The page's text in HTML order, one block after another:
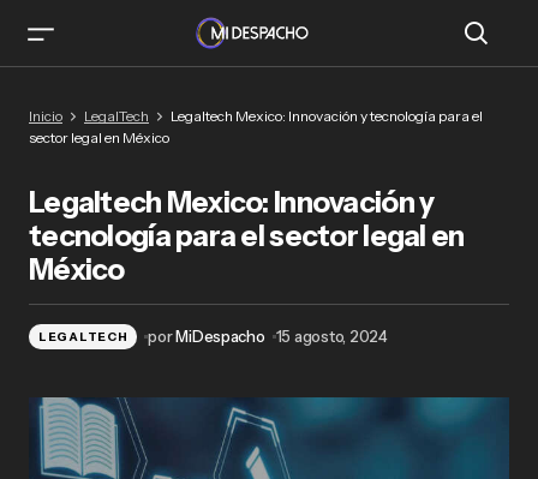
el sector legal en México
Inicio LegalTech
Legaltech Mexico: Innovación y tecnología para el
sector legal en México
Legaltech Mexico: Innovación y
tecnología para el sector legal en
México
LEGALTECH porMiDespacho 15 agosto, 2024